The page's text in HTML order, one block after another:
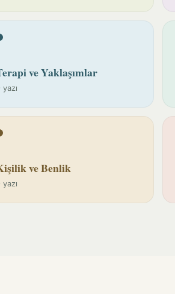
ve Yaklaşımlar
yazı
ve Benlik
yazı